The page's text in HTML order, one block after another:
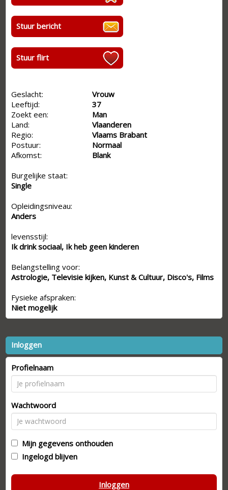
Stuur bericht
Stuur flirt
Geslacht:
Vrouw
Leeftijd:
37
Zoekt een:
Man
Land:
Vlaanderen
Regio:
Vlaams Brabant
Postuur:
Normaal
Afkomst:
Blank
Burgelijke staat:
Single
Opleidingsniveau:
Anders
levensstijl:
Ik drink sociaal, Ik heb geen kinderen
Belangstelling voor:
Astrologie, Televisie kijken, Kunst & Cultuur, Disco's, Films
Fysieke afspraken:
Niet mogelijk
Inloggen
Profielnaam
Wachtwoord
Mijn gegevens onthouden
Ingelogd blijven
Inloggen